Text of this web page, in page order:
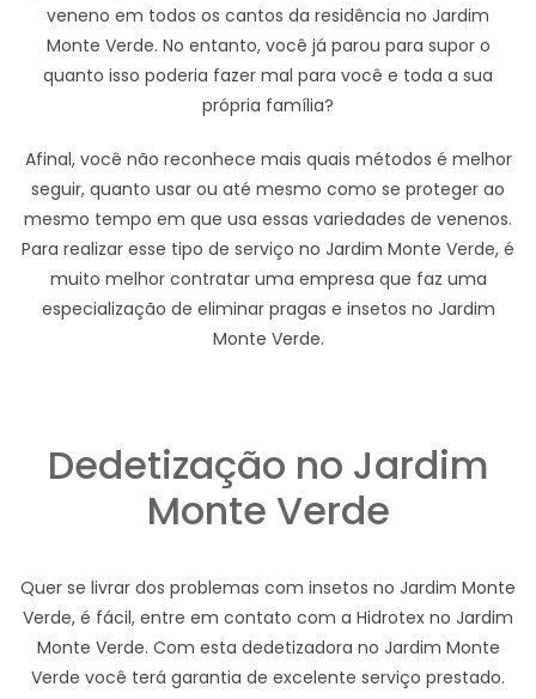
veneno em todos os cantos da residência no Jardim
Monte Verde. No entanto, você já parou para supor o
quanto isso poderia fazer mal para você e toda a sua
própria família?
Afinal, você não reconhece mais quais métodos é melhor
seguir, quanto usar ou até mesmo como se proteger ao
mesmo tempo em que usa essas variedades de venenos.
Para realizar esse tipo de serviço no Jardim Monte Verde, é
muito melhor contratar uma empresa que faz uma
especialização de eliminar pragas e insetos no Jardim
Monte Verde.
Dedetização no Jardim
Monte Verde
Quer se livrar dos problemas com insetos no Jardim Monte
Verde, é fácil, entre em contato com a Hidrotex no Jardim
Monte Verde. Com esta dedetizadora no Jardim Monte
Verde você terá garantia de excelente serviço prestado.